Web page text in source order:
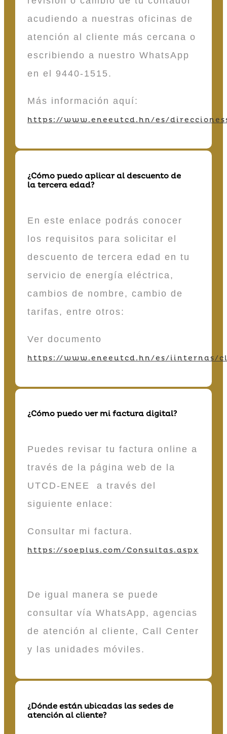
acudiendo a nuestras oficinas de
atención al cliente más cercana o
escribiendo a nuestro WhatsApp
en el 9440-1515.
Más información aquí:
https://www.eneeutcd.hn/es/
¿Cómo puedo aplicar al descuento de
la tercera edad?
En este enlace podrás conocer
los requisitos para solicitar el
descuento de tercera edad en tu
servicio de energía eléctrica,
cambios de nombre, cambio de
tarifas, entre otros:
Ver documento
https://www.eneeutcd.hn/es/iinternas/
¿Cómo puedo ver mi factura digital?
Puedes revisar tu factura online a
través de la página web de la
UTCD-ENEE a través del
siguiente enlace:
Consultar mi factura.
https://soeplus.com/Consultas.aspx
De igual manera se puede
consultar vía WhatsApp, agencias
de atención al cliente, Call Center
y las unidades móviles.
¿Dónde están ubicadas las sedes de
atención al cliente?